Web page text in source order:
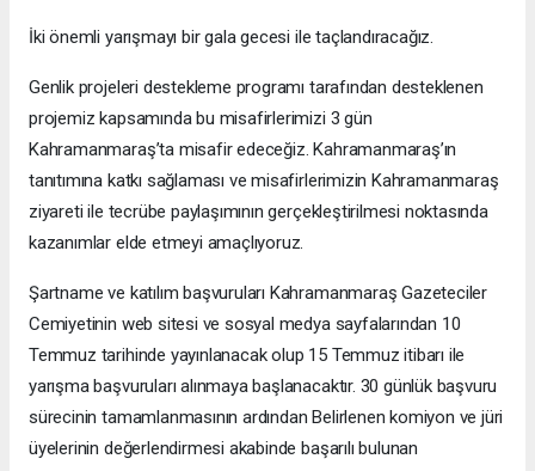
İki önemli yarışmayı bir gala gecesi ile taçlandıracağız.
Genlik projeleri destekleme programı tarafından desteklenen
projemiz kapsamında bu misafirlerimizi 3 gün
Kahramanmaraş’ta misafir edeceğiz. Kahramanmaraş’ın
tanıtımına katkı sağlaması ve misafirlerimizin Kahramanmaraş
ziyareti ile tecrübe paylaşımının gerçekleştirilmesi noktasında
kazanımlar elde etmeyi amaçlıyoruz.
Şartname ve katılım başvuruları Kahramanmaraş Gazeteciler
Cemiyetinin web sitesi ve sosyal medya sayfalarından 10
Temmuz tarihinde yayınlanacak olup 15 Temmuz itibarı ile
yarışma başvuruları alınmaya başlanacaktır. 30 günlük başvuru
sürecinin tamamlanmasının ardından Belirlenen komiyon ve jüri
üyelerinin değerlendirmesi akabinde başarılı bulunan